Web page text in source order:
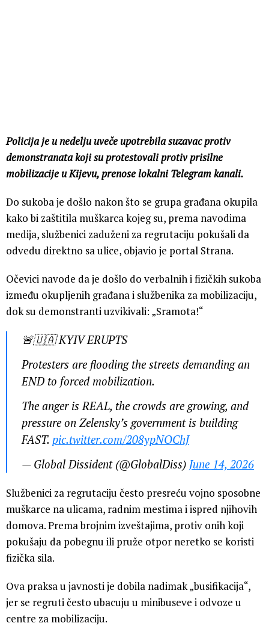
Policija je u nedelju uveče upotrebila suzavac protiv
demonstranata koji su protestovali protiv prisilne
mobilizacije u Kijevu, prenose lokalni Telegram kanali.
Do sukoba je došlo nakon što se grupa građana okupila
kako bi zaštitila muškarca kojeg su, prema navodima
medija, službenici zaduženi za regrutaciju pokušali da
odvedu direktno sa ulice, objavio je portal Strana.
Očevici navode da je došlo do verbalnih i fizičkih sukoba
između okupljenih građana i službenika za mobilizaciju,
dok su demonstranti uzvikivali: „Sramota!“
🚨🇺🇦 KYIV ERUPTS
Protesters are flooding the streets demanding an
END to forced mobilization.
The anger is REAL, the crowds are growing, and
pressure on Zelensky’s government is building
FAST. pic.twitter.com/208ypNOChJ
— Global Dissident (@GlobalDiss) June 14, 2026
Službenici za regrutaciju često presreću vojno sposobne
muškarce na ulicama, radnim mestima i ispred njihovih
domova. Prema brojnim izveštajima, protiv onih koji
pokušaju da pobegnu ili pruže otpor neretko se koristi
fizička sila.
Ova praksa u javnosti je dobila nadimak „busifikacija“,
jer se regruti često ubacuju u minibuseve i odvoze u
centre za mobilizaciju.